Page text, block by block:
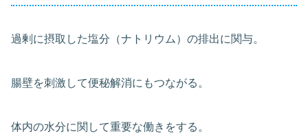
過剰に摂取した塩分（ナトリウム）の排出に関与。
腸壁を刺激して便秘解消にもつながる。
体内の水分に関して重要な働きをする。